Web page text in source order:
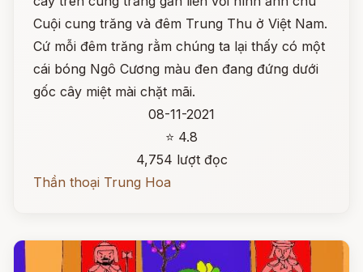
Cuội cung trăng và đêm Trung Thu ở Việt Nam.
Cứ mỗi đêm trăng rằm chúng ta lại thấy có một
cái bóng Ngô Cương màu đen đang đứng dưới
gốc cây miệt mài chặt mãi.
08-11-2021
⭐ 4.8
4,754 lượt đọc
Thần thoại Trung Hoa